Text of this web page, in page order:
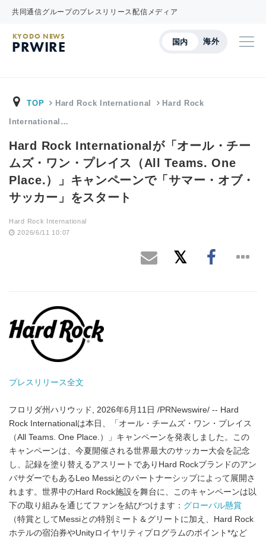
共同通信グループのプレスリリース配信メディア
国内 海外
KYODO NEWS
PRWIRE
TOP Hard Rock International Hard Rock
International…
Hard Rock Internationalが「オール・チー
ムズ・ワン・プレイス（All Teams. One
Place.）」キャンペーンで「サマー・オブ・
サッカー」をスタート
Hard Rock International
2026/6/11 10:07
プレスリリース全文
フロリダ州ハリウッド, 2026年6月11日 /PRNewswire/ -- Hard
Rock Internationalは本日、「オール・チームズ・ワン・プレイス
（All Teams. One Place.）」キャンペーンを発表しました。この
キャンペーンは、今夏開催される世界最大のサッカー大会を記念
し、記録を塗り替えるアスリートでありHard Rockブランドのアン
バサダーでもあるLeo Messiとのパートナーシップによって展開さ
れます。世界中のHard Rock施設を舞台に、このキャンペーンは以
下の取り組みを通じてファンを結びつけます： グローバル懸賞
（特賞としてMessiとの特別ミート＆グリートに加え、Hard Rock
ホテルの宿泊券やUnityロイヤリティプログラムのポイント*など